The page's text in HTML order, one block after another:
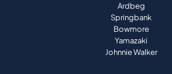
Ardbeg
Springbank
Bowmore
Yamazaki
Johnnie Walker